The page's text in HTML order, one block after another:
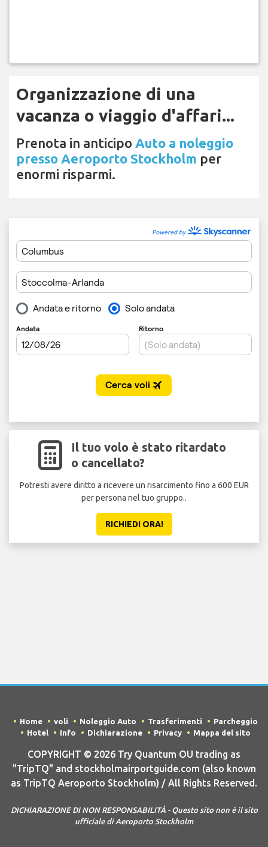
Organizzazione di una
vacanza o viaggio d'affari...
Prenota in anticipo Auto a noleggio
presso Aeroporto Stockholm per
enormi risparmi.
Il tuo volo è stato ritardato
o cancellato?
Potresti avere diritto a ricevere un risarcimento fino a 600 EUR
per persona nel tuo gruppo..
RICHIEDI ORA!
Home voli Noleggio Auto Trasferimenti
Parcheggio
Hotel
Info Dichiarazione Privacy Mappa del sito
COPYRIGHT © 2026 Try Quantum OU trading as
"TripTQ" and stockholmairportguide.com (also known
as TripTQ Aeroporto Stockholm) / All Rights Reserved.
DICHIARAZIONE DI NON RESPONSABILITÀ - Questo sito non è il sito
ufficiale di Aeroporto Stockholm